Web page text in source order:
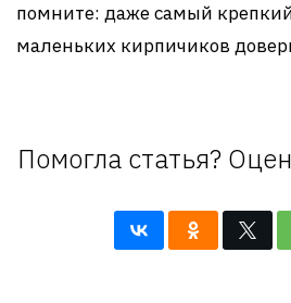
помните: даже самый
маленьких кирпичиков
Помогла статья?